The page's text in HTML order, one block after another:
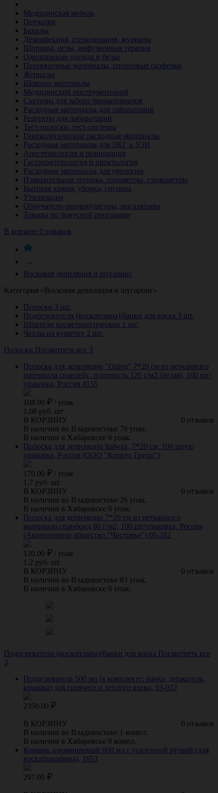
Медицинская мебель
Перчатки
Бахилы
Дезинфекция, стерилизация, журналы
Шприцы, иглы, инфузионная терапия
Одноразовые одежда и белье
Перевязочные материалы, спиртовые салфетки
Журналы
Шовные материалы
Медицинский инструментарий
Системы для забора биоматериалов
Расходные материалы для лабораторий
Реагенты для лабораторий
Тест-полоски, тест-системы
Гинекологические расходные материалы
Расходные материалы для ЭКГ и УЗИ
Анестезиология и реанимация
Гастроэнтерология и проктология
Расходные материалы для урологии
Измерительная техника, тонометры, глюкометры
Бытовая химия, уборка, гигиена
Утилизация
Облучатели-рециркуляторы, ингаляторы
Товары по бонусной программе
В корзине 0 товаров
→
Восковая депиляция и шугаринг
Категория «Восковая депиляция и шугаринг»
Полоски 3 шт.
Подогреватели (воскоплавы)/банки для воска 3 шт.
Шпатели косметологические 1 шт.
Чехлы на кушетку 2 шт.
Полоски Посмотреть все 3
Полоска для депиляции "Onion" 7*20 см из нетканного
материала спанлейс, плотность 120 г/м2 (белая), 100 шт/
упаковка, Россия 4155
108.00 / упак
1.08 руб. шт
0 отзывов
В КОРЗИНУ
В наличии во Владивостоке 79 упак.
В наличии в Хабаровске 0 упак.
Полоска для депиляции Italwax, 7*20 см, 100 штук/
упаковка, Россия (ООО "Крокус Групп")
170.00 / упак
1.7 руб. шт
0 отзывов
В КОРЗИНУ
В наличии во Владивостоке 26 упак.
В наличии в Хабаровске 0 упак.
Полоска для депиляции 7*20 см из нетканного
материала спанбонд 80 г/м2, 100 шт/упаковка, Россия
(Акционерное общество "Чистовье") 00-282
120.00 / упак
1.2 руб. шт
0 отзывов
В КОРЗИНУ
В наличии во Владивостоке 83 упак.
В наличии в Хабаровске 0 упак.
Подогреватели (воскоплавы)/банки для воска Посмотреть все
3
Подогреватель 500 мл (в комплекте: банка, держатель,
крышка) для горячего и теплого воска, 03-022
2350.00
0 отзывов
В КОРЗИНУ
В наличии во Владивостоке 1 компл.
В наличии в Хабаровске 0 компл.
Ковшик алюминиевый 600 мл с усиленной ручкой (для
воска/парафина), 1653
297.00